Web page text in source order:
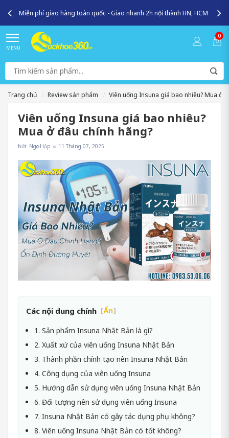
Miễn phí giao hàng toàn quốc - Giao nhanh 2h nội thành HN, HCM
MENU
0
Trang chủ Review sản phẩm Viên uống Insuna giá bao nhiêu? Mua ở
Viên uống Insuna giá bao nhiêu?
Mua ở đâu chính hãng?
bởi: Ngọc Hộp 11 Tháng 07, 2025
Các nội dung chính [Ẩn]
1. Sản phẩm Insuna Nhật Bản là gì?
2. Xuất xứ của viên uống Insuna Nhật Bản
3. Thành phần chính tạo nên Insuna Nhật Bản
4. Công dụng của viên uống Insuna
5. Hướng dẫn sử dụng viên uống Insuna Nhật Bản
6. Đối tượng nên sử dụng viên uống Insuna
7. Insuna Nhật Bản có gây tác dụng phụ không?
8. Viên uống Insuna Nhật Bản có tốt không?